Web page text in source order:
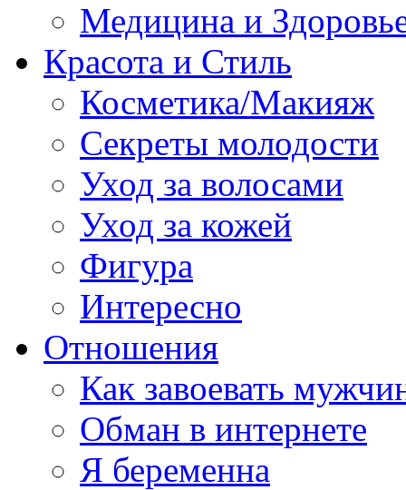
Медицина и
Красота и Стиль
Косметика/Макияж
Секреты молодости
Уход за волосами
Уход за кожей
Фигура
Интересно
Отношения
Как завоевать
Обман в интернете
Я беременна